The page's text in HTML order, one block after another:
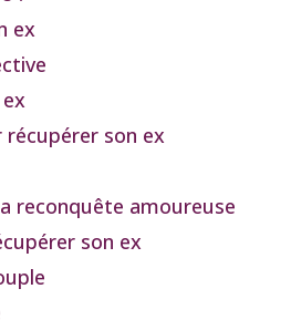
ex
récupérer son ex
reconquête amoureuse
son ex